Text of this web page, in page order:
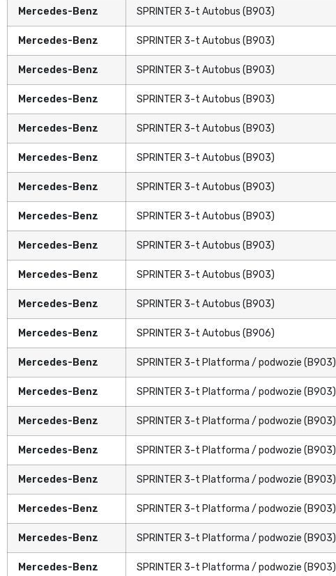
Mercedes-Benz SPRINTER 3-t Autobus (B903)
Mercedes-Benz SPRINTER 3-t Autobus (B903)
Mercedes-Benz SPRINTER 3-t Autobus (B903)
Mercedes-Benz SPRINTER 3-t Autobus (B903)
Mercedes-Benz SPRINTER 3-t Autobus (B903)
Mercedes-Benz SPRINTER 3-t Autobus (B903)
Mercedes-Benz SPRINTER 3-t Autobus (B903)
Mercedes-Benz SPRINTER 3-t Autobus (B903)
Mercedes-Benz SPRINTER 3-t Autobus (B903)
Mercedes-Benz SPRINTER 3-t Autobus (B903)
Mercedes-Benz SPRINTER 3-t Autobus (B903)
Mercedes-Benz SPRINTER 3-t Autobus (B906)
Mercedes-Benz SPRINTER 3-t Platforma / podwozie (B903)
Mercedes-Benz SPRINTER 3-t Platforma / podwozie (B903)
Mercedes-Benz SPRINTER 3-t Platforma / podwozie (B903)
Mercedes-Benz SPRINTER 3-t Platforma / podwozie (B903)
Mercedes-Benz SPRINTER 3-t Platforma / podwozie (B903)
Mercedes-Benz SPRINTER 3-t Platforma / podwozie (B903)
Mercedes-Benz SPRINTER 3-t Platforma / podwozie (B903)
Mercedes-Benz SPRINTER 3-t Platforma / podwozie (B903)